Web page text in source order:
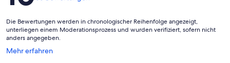
Die Bewertungen werden in chronologischer Reihenfolge angezeigt,
unterliegen einem Moderationsprozess und wurden verifiziert, sofern nicht
anders angegeben.
Mehr erfahren
Wird